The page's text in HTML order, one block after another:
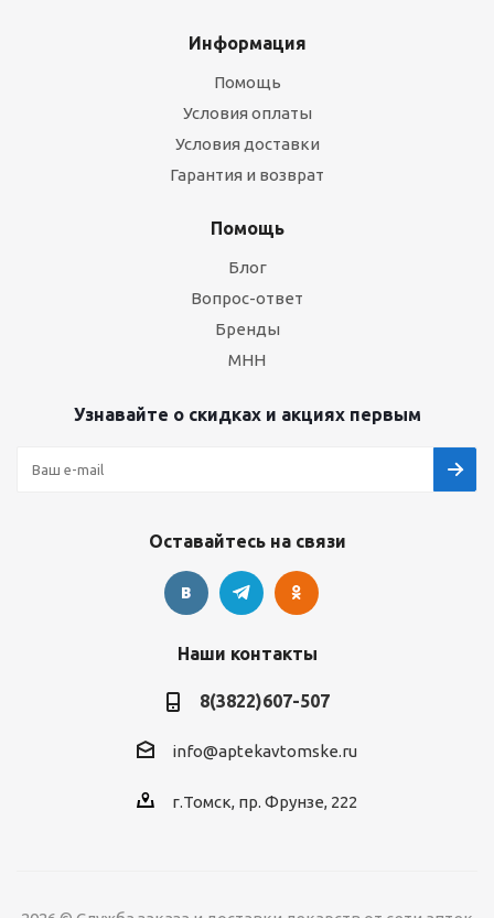
Информация
Помощь
Условия оплаты
Условия доставки
Гарантия и возврат
Помощь
Блог
Вопрос-ответ
Бренды
МНН
Узнавайте о скидках и акциях первым
Оставайтесь на связи
Наши контакты
8(3822)607-507
info@aptekavtomske.ru
г.Томск, пр. Фрунзе, 222